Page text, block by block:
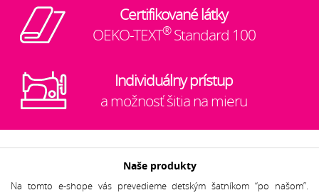
Certifikované látky
OEKO-TEXT®Standard 100
Individuálny prístup
a možnosť šitia na mieru
Naše produkty
Na tomto e-shope vás prevedieme detským šatníkom “po našom”.